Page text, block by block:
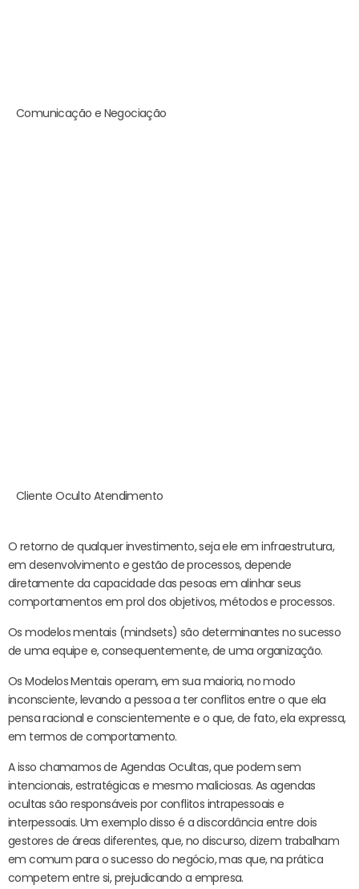
Comunicação e Negociação
Cliente Oculto Atendimento
O retorno de qualquer investimento, seja ele em infraestrutura,
em desenvolvimento e gestão de processos, depende
diretamente da capacidade das pesoas em alinhar seus
comportamentos em prol dos objetivos, métodos e processos.
Os modelos mentais (mindsets) são determinantes no sucesso
de uma equipe e, consequentemente, de uma organização.
Os Modelos Mentais operam, em sua maioria, no modo
inconsciente, levando a pessoa a ter conflitos entre o que ela
pensa racional e conscientemente e o que, de fato, ela expressa,
em termos de comportamento.
A isso chamamos de Agendas Ocultas, que podem sem
intencionais, estratégicas e mesmo maliciosas. As agendas
ocultas são responsáveis por conflitos intrapessoais e
interpessoais. Um exemplo disso é a discordância entre dois
gestores de áreas diferentes, que, no discurso, dizem trabalham
em comum para o sucesso do negócio, mas que, na prática
competem entre si, prejudicando a empresa.